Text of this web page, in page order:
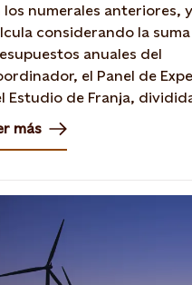
los numerales anteriores,
considerando la
anuales del
el Panel de
Estudio de Franja,
de la energía
facturar a los suministros
más